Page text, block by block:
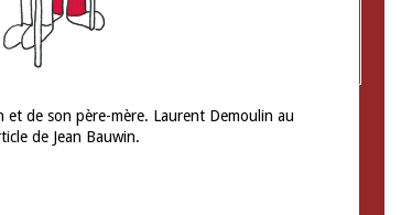
et de son père-mère. Laurent Demoulin au
de Jean Bauwin.